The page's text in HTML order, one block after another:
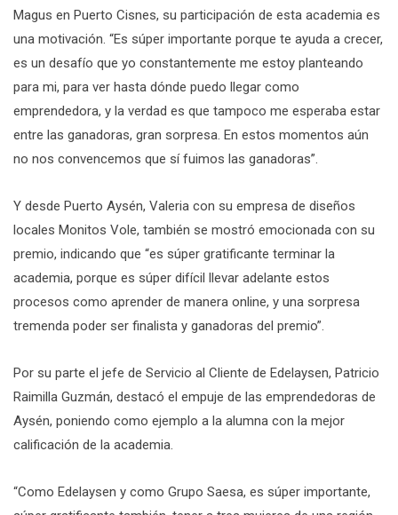
Magus en Puerto Cisnes, su participación de esta academia es
una motivación. “Es súper importante porque te ayuda a crecer,
es un desafío que yo constantemente me estoy planteando
para mi, para ver hasta dónde puedo llegar como
emprendedora, y la verdad es que tampoco me esperaba estar
entre las ganadoras, gran sorpresa. En estos momentos aún
no nos convencemos que sí fuimos las ganadoras”.
Y desde Puerto Aysén, Valeria con su empresa de diseños
locales Monitos Vole, también se mostró emocionada con su
premio, indicando que “es súper gratificante terminar la
academia, porque es súper difícil llevar adelante estos
procesos como aprender de manera online, y una sorpresa
tremenda poder ser finalista y ganadoras del premio”.
Por su parte el jefe de Servicio al Cliente de Edelaysen, Patricio
Raimilla Guzmán, destacó el empuje de las emprendedoras de
Aysén, poniendo como ejemplo a la alumna con la mejor
calificación de la academia.
“Como Edelaysen y como Grupo Saesa, es súper importante,